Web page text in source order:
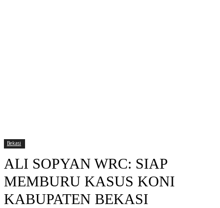
Bekasi
ALI SOPYAN WRC: SIAP
MEMBURU KASUS KONI
KABUPATEN BEKASI